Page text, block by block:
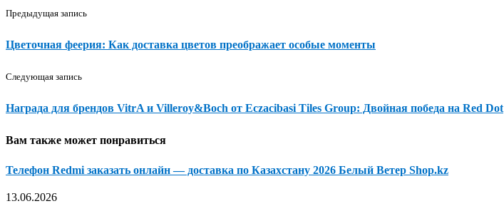
Предыдущая запись
Цветочная феерия: Как доставка цветов преображает особые моменты
Следующая запись
Награда для брендов VitrA и Villeroy&Boch от Eczacibasi Tiles Group: Двойная победа на Red Dot
Вам также может понравиться
Телефон Redmi заказать онлайн — доставка по Казахстану 2026 Белый Ветер Shop.kz
13.06.2026